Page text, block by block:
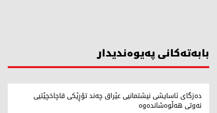
بابەتەکانی پەیوەندیدار
دەزگای ئاسایشی نیشتمانیی عێراق چەند تۆڕێکی قاچاخچێتیی
نەوتی هەڵوەشاندەوە